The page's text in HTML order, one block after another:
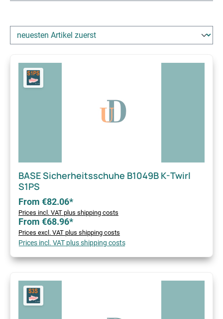
BASE Sicherheitsschuhe B1049B K-Twirl
S1PS
From €82.06*
Prices incl. VAT plus shipping costs
From €68.96*
Prices excl. VAT plus shipping costs
Prices incl. VAT plus shipping costs